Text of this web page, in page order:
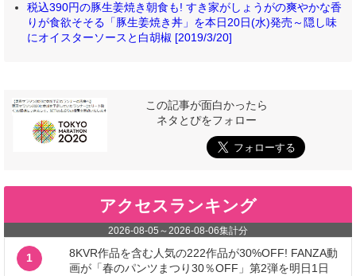
税込390円の豚生姜焼き朝食も! すき家がしょうがの爽やかな香
りが食欲そそる「豚生姜焼き丼」を本日20日(水)発売～隠し味
にオイスターソースと白胡椒 [2019/3/20]
この記事が面白かったら
ネタとぴをフォロー
アクセスランキング
2026-08-05 ～2026-08-06集計分
1
8KVR作品を含む人気の222作品が30%OFF! FANZA動
画が「春のパンツまつり30％OFF」第2弾を明日1日